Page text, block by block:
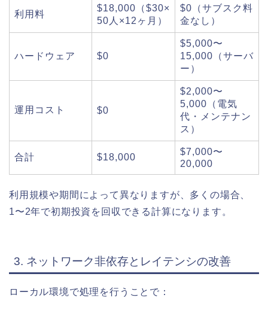
利用料
$18,000（$30×
50人×12ヶ月）
$0（サブスク料
金なし）
ハードウェア $0
$5,000〜
15,000（サーバ
ー）
運用コスト $0
$2,000〜
5,000（電気
代・メンテナン
ス）
合計 $18,000
$7,000〜
20,000
利用規模や期間によって異なりますが、多くの場合、
1〜2年で初期投資を回収できる計算になります。
3. ネットワーク非依存とレイテンシの改善
ローカル環境で処理を行うことで：